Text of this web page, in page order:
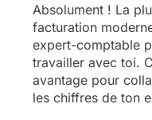
Absolument ! La
facturation
expert-comptable
travailler avec toi.
avantage pour
les chiffres de ton